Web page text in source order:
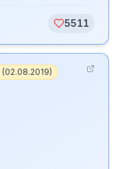
5511
(02.08.2019)